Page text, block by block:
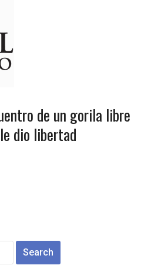
de un gorila libre
dio libertad